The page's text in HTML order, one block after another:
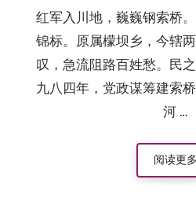
红军入川地，巍巍钢索桥
锦标。原属檬坝乡，今辖
叹，急流阻路百姓愁。民
九八四年，党政谋筹建索
河 …
阅读更多